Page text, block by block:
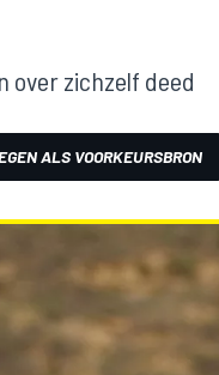
over zichzelf deed
ALS VOORKEURSBRON